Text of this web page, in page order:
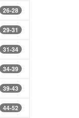
26-28
29-31
31-34
34-39
39-43
44-52